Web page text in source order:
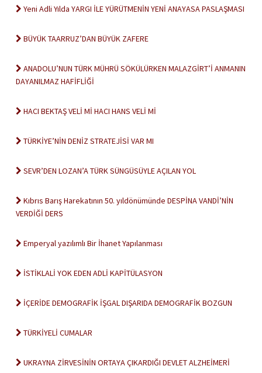
Yeni Adli Yılda YARGI İLE YÜRÜTMENİN YENİ ANAYASA PASLAŞMASI
BÜYÜK TAARRUZ’DAN BÜYÜK ZAFERE
ANADOLU’NUN TÜRK MÜHRÜ SÖKÜLÜRKEN MALAZGİRT’İ ANMANIN
DAYANILMAZ HAFİFLİĞİ
HACI BEKTAŞ VELİ Mİ HACI HANS VELİ Mİ
TÜRKİYE’NİN DENİZ STRATEJİSİ VAR MI
SEVR’DEN LOZAN’A TÜRK SÜNGÜSÜYLE AÇILAN YOL
Kıbrıs Barış Harekatının 50. yıldönümünde DESPİNA VANDİ’NİN
VERDİĞİ DERS
Emperyal yazılımlı Bir İhanet Yapılanması
İSTİKLALİ YOK EDEN ADLİ KAPİTÜLASYON
İÇERİDE DEMOGRAFİK İŞGAL DIŞARIDA DEMOGRAFİK BOZGUN
TÜRKİYELİ CUMALAR
UKRAYNA ZİRVESİNİN ORTAYA ÇIKARDIĞI DEVLET ALZHEİMERİ